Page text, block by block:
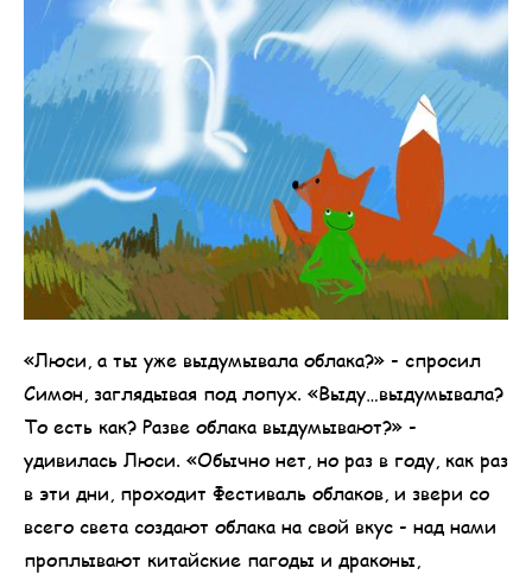
«Люси, а ты уже выдумывала облака?» - спросил
Симон, заглядывая под лопух. «Выду…выдумывала?
То есть как? Разве облака выдумывают?» -
удивилась Люси. «Обычно нет, но раз в году, как раз
в эти дни, проходит Фестиваль облаков, и звери со
всего света создают облака на свой вкус - над нами
проплывают китайские пагоды и драконы,